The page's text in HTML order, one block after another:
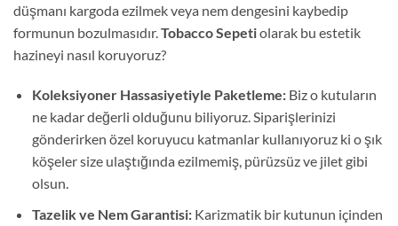
düşmanı kargoda ezilmek veya nem dengesini kaybedip
formunun bozulmasıdır. Tobacco Sepetiolarak bu estetik
hazineyi nasıl koruyoruz?
Koleksiyoner Hassasiyetiyle Paketleme:Biz o kutuların
ne kadar değerli olduğunu biliyoruz. Siparişlerinizi
gönderirken özel koruyucu katmanlar kullanıyoruz ki o şık
köşeler size ulaştığında ezilmemiş, pürüzsüz ve jilet gibi
olsun.
Tazelik ve Nem Garantisi:Karizmatik bir kutunun içinden